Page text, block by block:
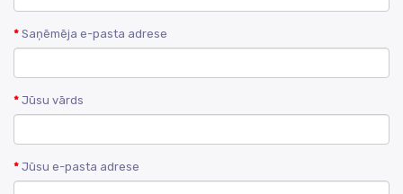
Saņēmēja e-pasta adrese
Jūsu vārds
Jūsu e-pasta adrese